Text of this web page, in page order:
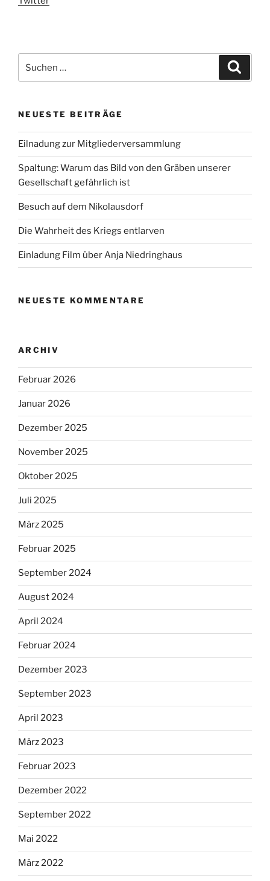
nach:
NEUESTE BEITRÄGE
Eilnadung zur Mitgliederversammlung
Spaltung: Warum das Bild von den Gräben unserer
Gesellschaft gefährlich ist
Besuch auf dem Nikolausdorf
Die Wahrheit des Kriegs entlarven
Einladung Film über Anja Niedringhaus
NEUESTE KOMMENTARE
ARCHIV
Februar 2026
Januar 2026
Dezember 2025
November 2025
Oktober 2025
Juli 2025
März 2025
Februar 2025
September 2024
August 2024
April 2024
Februar 2024
Dezember 2023
September 2023
April 2023
März 2023
Februar 2023
Dezember 2022
September 2022
Mai 2022
März 2022